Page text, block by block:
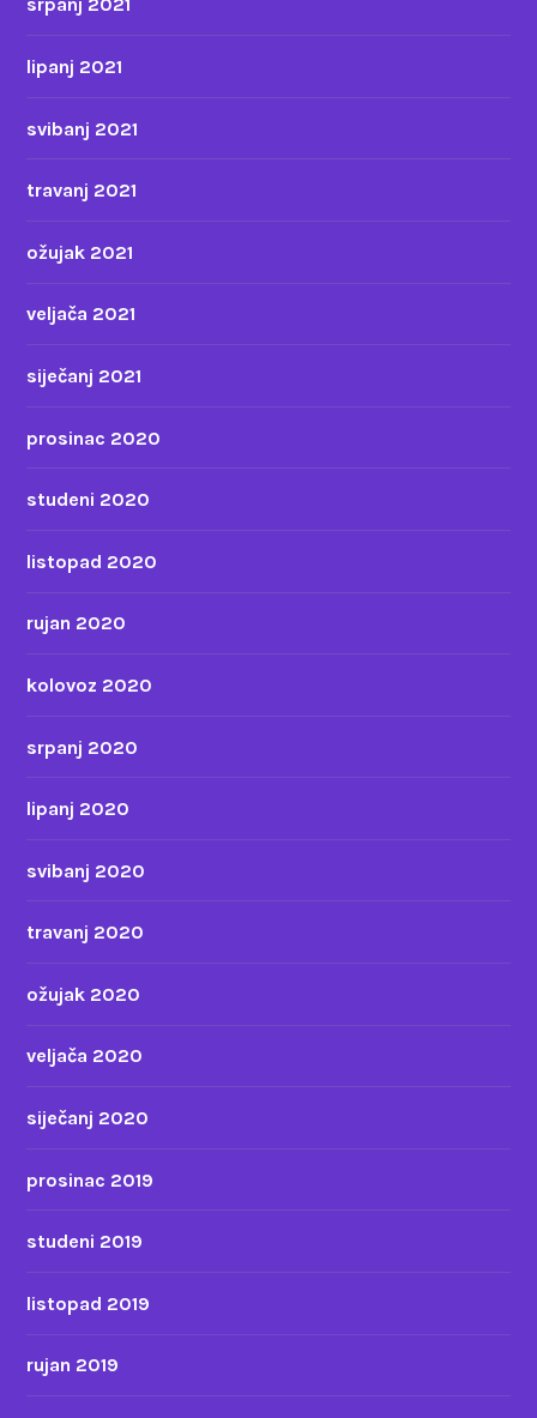
srpanj 2021
lipanj 2021
svibanj 2021
travanj 2021
ožujak 2021
veljača 2021
siječanj 2021
prosinac 2020
studeni 2020
listopad 2020
rujan 2020
kolovoz 2020
srpanj 2020
lipanj 2020
svibanj 2020
travanj 2020
ožujak 2020
veljača 2020
siječanj 2020
prosinac 2019
studeni 2019
listopad 2019
rujan 2019